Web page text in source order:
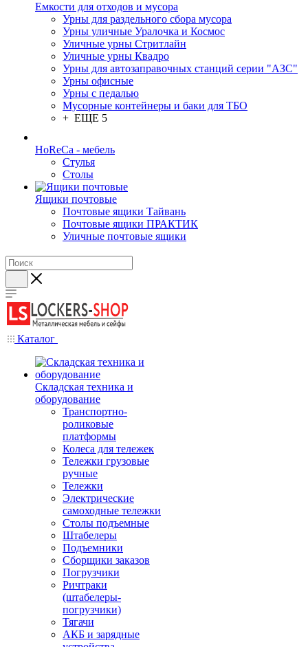
Емкости для отходов и мусора
Урны для раздельного сбора мусора
Урны уличные Уралочка и Космос
Уличные урны Стритлайн
Уличные урны Квадро
Урны для автозаправочных станций серии "АЗС"
Урны офисные
Урны с педалью
Мусорные контейнеры и баки для ТБО
+ ЕЩЕ 5
HoReCa - мебель
Стулья
Столы
Ящики почтовые
Почтовые ящики Тайвань
Почтовые ящики ПРАКТИК
Уличные почтовые ящики
Каталог
Складская техника и
оборудование
Транспортно-
роликовые
платформы
Колеса для тележек
Тележки грузовые
ручные
Тележки
Электрические
самоходные тележки
Столы подъемные
Штабелеры
Подъемники
Сборщики заказов
Погрузчики
Ричтраки
(штабелеры-
погрузчики)
Тягачи
АКБ и зарядные